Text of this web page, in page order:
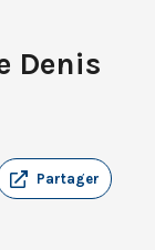
Denis
Partager